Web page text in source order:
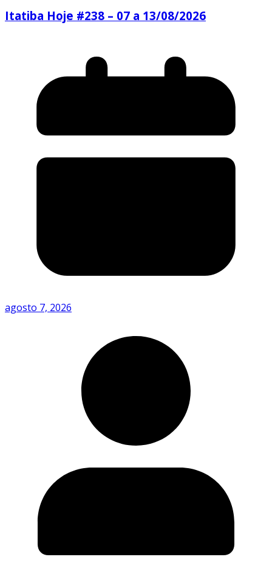
Itatiba Hoje #238 – 07 a 13/08/2026
agosto 7, 2026